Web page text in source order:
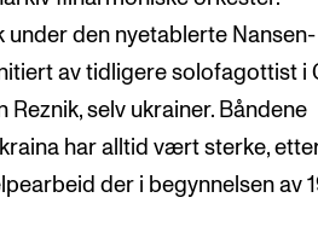
under den nyetablerte Nansen-
av tidligere solofagottist i
Reznik, selv ukrainer. Båndene
har alltid vært sterke,
der i begynnelsen av